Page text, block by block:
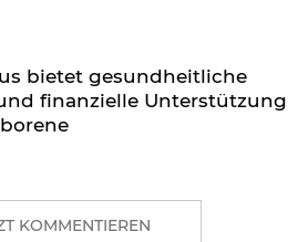
bietet gesundheitliche
finanzielle Unterstützung
KOMMENTIEREN